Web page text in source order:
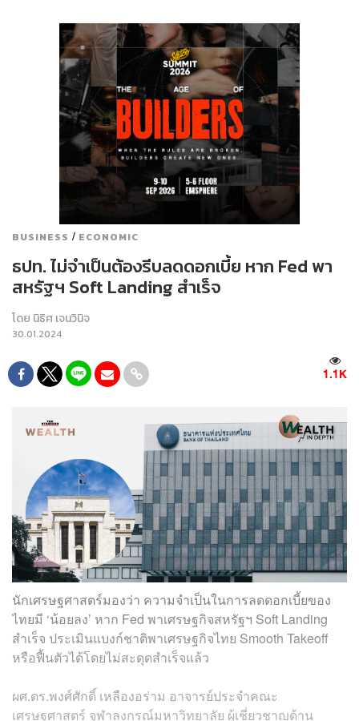
BUSINESS / ECONOMIC
ธปท. ไม่จำเป็นต้องรีบลดดอกเบี้ย หาก Fed พา
สหรัฐฯ Soft Landing สำเร็จ
โดย นิธิศ เจนวินิจ
30.01.2024
1.1K
นักเศรษฐศาสตร์มองว่า ความจำเป็นในการลดดอกเบี้ยของ
ไทยมี ‘น้อยลง’ หาก Fed พาเศรษฐกิจสหรัฐฯ Soft Landing
สำเร็จ ประเมินแบงก์ชาติพาเศรษฐกิจไทย Smooth Takeoff
หรือฟื้นตัวได้โดยไม่สะดุดสำเร็จแล้ว
ผศ.ดร.พงศ์ศักดิ์ เหลืองอร่าม อาจารย์ประจำคณะ
เศรษฐศาสตร์ จุฬาลงกรณ์มหาวิทยาลัย ผู้เชี่ยวชาญด้าน